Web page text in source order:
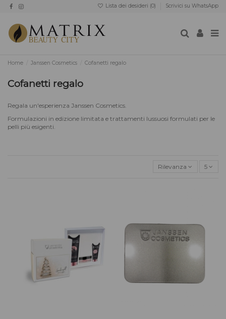
Lista dei desideri (0) Scrivici su WhatsApp
Home Janssen Cosmetics Cofanetti regalo
Cofanetti regalo
Regala un'esperienza Janssen Cosmetics.
Formulazioni in edizione limitata e trattamenti lussuosi formulati per le
pelli più esigenti.
Rilevanza 5